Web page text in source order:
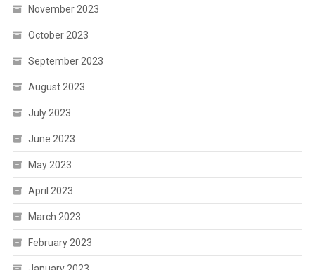
November 2023
October 2023
September 2023
August 2023
July 2023
June 2023
May 2023
April 2023
March 2023
February 2023